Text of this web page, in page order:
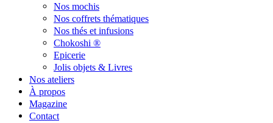
Nos mochis
Nos coffrets thématiques
Nos thés et infusions
Chokoshi ®
Epicerie
Jolis objets & Livres
Nos ateliers
À propos
Magazine
Contact